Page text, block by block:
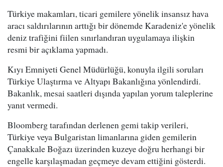
Türkiye makamları, ticari gemilere yönelik insansız hava
aracı saldırılarının arttığı bir dönemde Karadeniz'e yönelik
deniz trafiğini fiilen sınırlandıran uygulamaya ilişkin
resmi bir açıklama yapmadı.
Kıyı Emniyeti Genel Müdürlüğü, konuyla ilgili soruları
Türkiye Ulaştırma ve Altyapı Bakanlığına yönlendirdi.
Bakanlık, mesai saatleri dışında yapılan yorum taleplerine
yanıt vermedi.
Bloomberg tarafından derlenen gemi takip verileri,
Türkiye veya Bulgaristan limanlarına giden gemilerin
Çanakkale Boğazı üzerinden kuzeye doğru herhangi bir
engelle karşılaşmadan geçmeye devam ettiğini gösterdi.